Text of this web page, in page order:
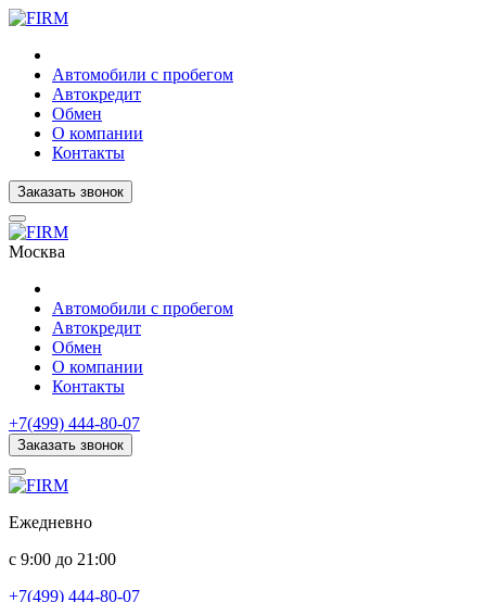
Автомобили с пробегом
Автокредит
Обмен
О компании
Контакты
Заказать звонок
Москва
Автомобили с пробегом
Автокредит
Обмен
О компании
Контакты
+7(499) 444-80-07
Заказать звонок
Ежедневно
с 9:00 до 21:00
+7(499) 444-80-07